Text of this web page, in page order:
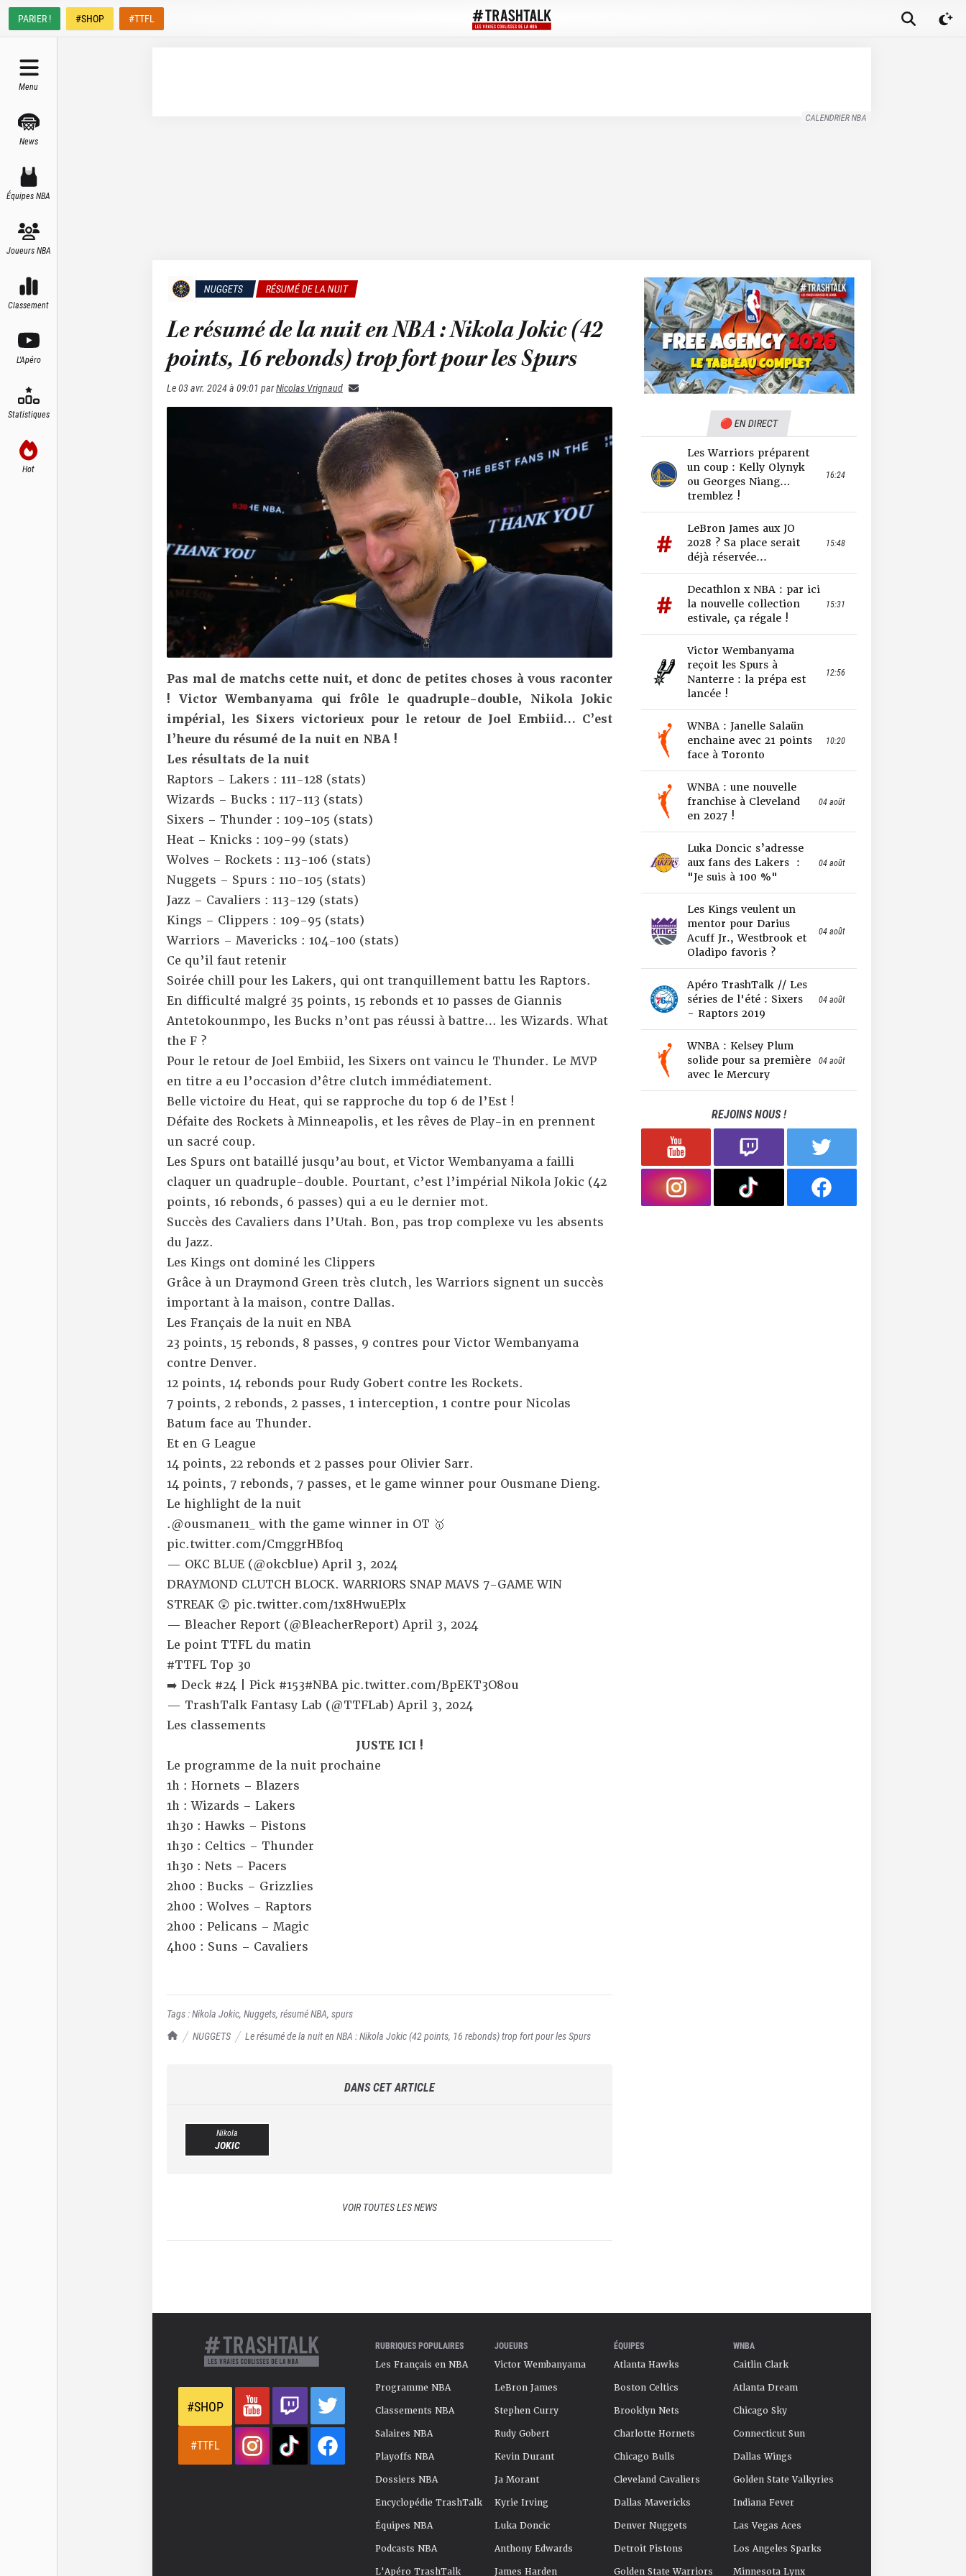
PARIER ! #SHOP #TTFL
Menu
News
Équipes NBA
Joueurs NBA
Classement
L'Apéro
Statistiques
Hot
CALENDRIER NBA
TrashTalk Actu NBA
NUGGETS Le résumé de la nuit en NBA : Nikola Jokic (42 points, 16 rebonds) trop fort pour les Spurs
NUGGETS RÉSUMÉ DE LA NUIT
Le résumé de la nuit en NBA : Nikola Jokic (42
points, 16 rebonds) trop fort pour les Spurs
Le03 avr. 2024 à 09:01 parNicolas Vrignaud
Pas mal de matchs cette nuit, et donc de petites choses à vous raconter
! Victor Wembanyama qui frôle le quadruple-double, Nikola Jokic
impérial, les Sixers victorieux pour le retour de Joel Embiid… C’est
l’heure du résumé de la nuit en NBA !
Les résultats de la nuit
Raptors – Lakers : 111-128 (stats)
Wizards – Bucks : 117-113 (stats)
Sixers – Thunder : 109-105 (stats)
Heat – Knicks : 109-99 (stats)
Wolves – Rockets : 113-106 (stats)
Nuggets – Spurs : 110-105 (stats)
Jazz – Cavaliers : 113-129 (stats)
Kings – Clippers : 109-95 (stats)
Warriors – Mavericks : 104-100 (stats)
Ce qu’il faut retenir
Soirée chill pour les Lakers, qui ont tranquillement battu les Raptors.
En difficulté malgré 35 points, 15 rebonds et 10 passes de Giannis
Antetokounmpo, les Bucks n’ont pas réussi à battre… les Wizards. What
the F ?
Pour le retour de Joel Embiid, les Sixers ont vaincu le Thunder. Le MVP
en titre a eu l’occasion d’être clutch immédiatement.
Belle victoire du Heat, qui se rapproche du top 6 de l’Est !
Défaite des Rockets à Minneapolis, et les rêves de Play-in en prennent
un sacré coup.
Les Spurs ont bataillé jusqu’au bout, et Victor Wembanyama a failli
claquer un quadruple-double. Pourtant, c’est l’impérial Nikola Jokic (42
points, 16 rebonds, 6 passes) qui a eu le dernier mot.
Succès des Cavaliers dans l’Utah. Bon, pas trop complexe vu les absents
du Jazz.
Les Kings ont dominé les Clippers
Grâce à un Draymond Green très clutch, les Warriors signent un succès
important à la maison, contre Dallas.
Les Français de la nuit en NBA
23 points, 15 rebonds, 8 passes, 9 contres pour Victor Wembanyama
contre Denver.
12 points, 14 rebonds pour Rudy Gobert contre les Rockets.
7 points, 2 rebonds, 2 passes, 1 interception, 1 contre pour Nicolas
Batum face au Thunder.
Et en G League
14 points, 22 rebonds et 2 passes pour Olivier Sarr.
14 points, 7 rebonds, 7 passes, et le game winner pour Ousmane Dieng.
Le highlight de la nuit
.@ousmane11_
with the game winner in OT 🥇
pic.twitter.com/CmggrHBfoq
— OKC BLUE (@okcblue)April 3, 2024
DRAYMOND CLUTCH BLOCK. WARRIORS SNAP MAVS 7-GAME WIN
STREAK 😲 pic.twitter.com/1x8HwuEPlx
— Bleacher Report (@BleacherReport)April 3, 2024
Le point TTFL du matin
#TTFL Top 30
➡️ Deck #24 | Pick #153#NBA pic.twitter.com/BpEKT3O8ou
— TrashTalk Fantasy Lab (@TTFLab)April 3, 2024
Les classements
JUSTE ICI !
Le programme de la nuit prochaine
1h : Hornets – Blazers
1h : Wizards – Lakers
1h30 : Hawks – Pistons
1h30 : Celtics – Thunder
1h30 : Nets – Pacers
2h00 : Bucks – Grizzlies
2h00 : Wolves – Raptors
2h00 : Pelicans – Magic
4h00 : Suns – Cavaliers
Tags :Nikola Jokic, Nuggets, résumé NBA, spurs
DANS CET ARTICLE
Nikola
JOKIC
VOIR TOUTES LES NEWS
🔴 EN DIRECT
Les Warriors préparent
un coup : Kelly Olynyk
ou Georges Niang…
tremblez !
16:24
LeBron James aux JO
2028 ? Sa place serait
déjà réservée...
15:48
Decathlon x NBA : par ici
la nouvelle collection
estivale, ça régale !
15:31
Victor Wembanyama
reçoit les Spurs à
Nanterre : la prépa est
lancée !
12:56
WNBA : Janelle Salaün
enchaine avec 21 points
face à Toronto
10:20
WNBA : une nouvelle
franchise à Cleveland
en 2027 !
04 août
Luka Doncic s’adresse
aux fans des Lakers :
"Je suis à 100 %"
04 août
Les Kings veulent un
mentor pour Darius
Acuff Jr., Westbrook et
Oladipo favoris ?
04 août
Apéro TrashTalk // Les
séries de l'été : Sixers
- Raptors 2019
04 août
WNBA : Kelsey Plum
solide pour sa première
avec le Mercury
04 août
REJOINS NOUS !
#SHOP
#TTFL
RUBRIQUES POPULAIRES
Les Français en NBA
Programme NBA
Classements NBA
Salaires NBA
Playoffs NBA
Dossiers NBA
Encyclopédie TrashTalk
Équipes NBA
Podcasts NBA
L'Apéro TrashTalk
JOUEURS
Victor Wembanyama
LeBron James
Stephen Curry
Rudy Gobert
Kevin Durant
Ja Morant
Kyrie Irving
Luka Doncic
Anthony Edwards
James Harden
ÉQUIPES
Atlanta Hawks
Boston Celtics
Brooklyn Nets
Charlotte Hornets
Chicago Bulls
Cleveland Cavaliers
Dallas Mavericks
Denver Nuggets
Detroit Pistons
Golden State Warriors
WNBA
Caitlin Clark
Atlanta Dream
Chicago Sky
Connecticut Sun
Dallas Wings
Golden State Valkyries
Indiana Fever
Las Vegas Aces
Los Angeles Sparks
Minnesota Lynx